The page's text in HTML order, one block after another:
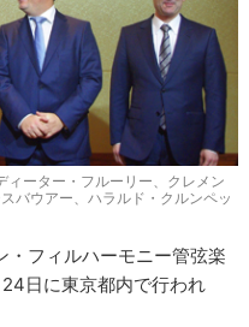
ーター・フルーリー、クレメン
バウアー、ハラルド・クルンペッ
・フィルハーモニー管弦楽
日に東京都内で行われ